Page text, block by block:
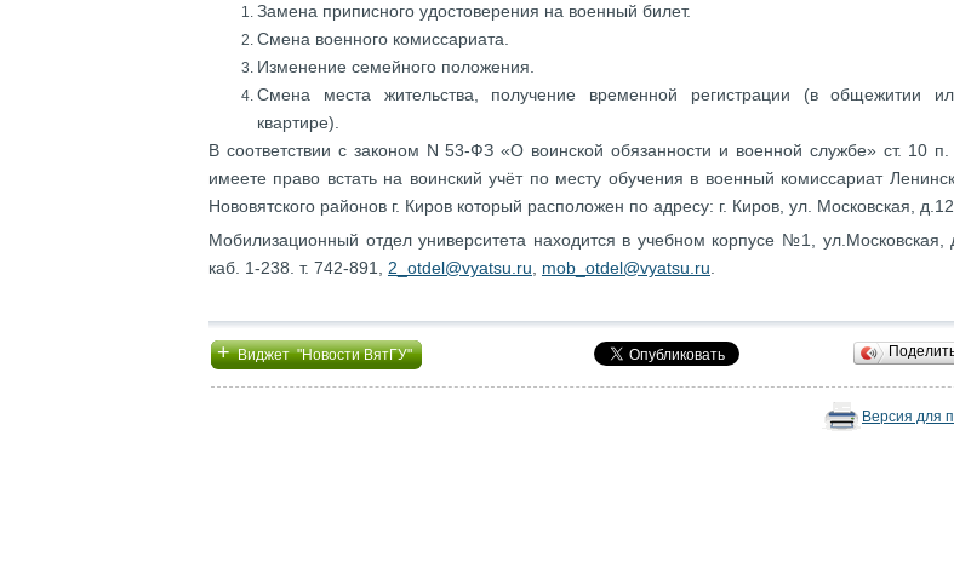
Замена приписного удостоверения на военный билет.
Смена военного комиссариата.
Изменение семейного положения.
Смена места жительства, получение временной регистрации (в общежитии
квартире).
В соответствии с законом N 53-ФЗ «О воинской обязанности и военной службе» ст. 10
имеете право встать на воинский учёт по месту обучения в военный комиссариат
Нововятского районов г. Киров который расположен по адресу: г. Киров, ул. Московская,
Мобилизационный отдел университета находится в учебном корпусе №1, ул.Московская,
каб. 1-238. т. 742-891, 2_otdel@vyatsu.ru mob_otdel@vyatsu.ru
+Виджет "Новости ВятГУ"
Версия для